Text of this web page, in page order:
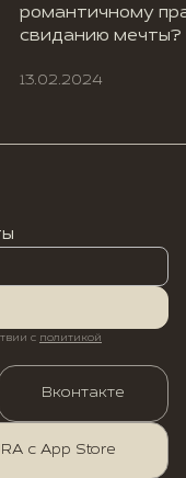
романтичному
свиданию мечты?
13.02.2024
с политикой
Вконтакте
с App Store